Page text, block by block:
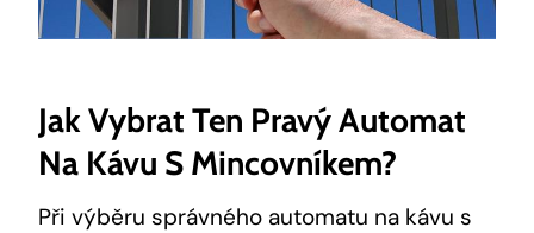
Jak Vybrat Ten Pravý Automat
Na Kávu S Mincovníkem?
Při výběru správného automatu na kávu s